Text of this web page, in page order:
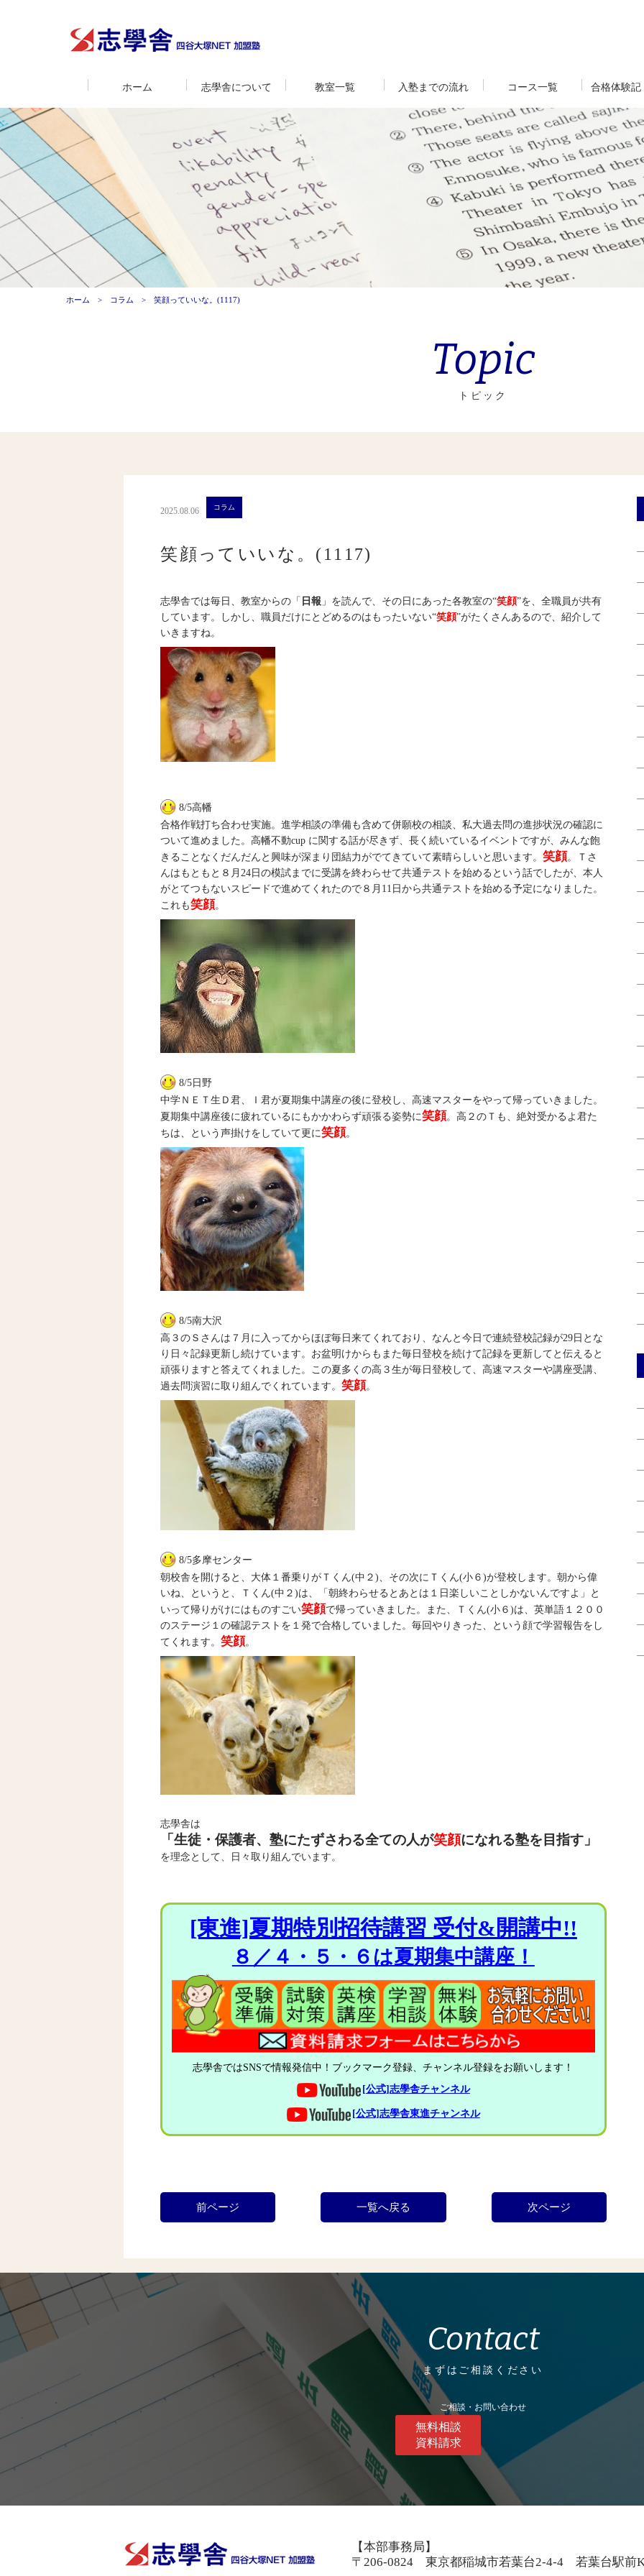
ホーム 志學舎について 教室一覧 入塾までの流れ コース一覧 合格体験記
ホーム コラム 笑顔っていいな。(1117)
Topic
トピック
2025.08.06 コラム
笑顔っていいな。(1117)
志學舎では毎日、教室からの「 日報 」を読んで、その日にあった各教室の“笑顔”を、全職員が共有
しています。しかし、職員だけにとどめるのはもったいない“笑顔”がたくさんあるので、紹介して
いきますね。
8/5高幡
合格作戦打ち合わせ実施。進学相談の準備も含めて併願校の相談、私大過去問の進捗状況の確認に
ついて進めました。高幡不動cup に関する話が尽きず、長く続いているイベントですが、みんな飽
きることなくだんだんと興味が深まり団結力がでてきていて素晴らしいと思います。笑顔。Ｔさ
んはもともと８月24日の模試までに受講を終わらせて共通テストを始めるという話でしたが、本人
がとてつもないスピードで進めてくれたので８月11日から共通テストを始める予定になりました。
これも笑顔。
8/5日野
中学ＮＥＴ生Ｄ君、Ｉ君が夏期集中講座の後に登校し、高速マスターをやって帰っていきました。
夏期集中講座後に疲れているにもかかわらず頑張る姿勢に笑顔。高２のＴも、絶対受かるよ君た
ちは、という声掛けをしていて更に笑顔。
8/5南大沢
高３のＳさんは７月に入ってからほぼ毎日来てくれており、なんと今日で連続登校記録が29日とな
り日々記録更新し続けています。お盆明けからもまた毎日登校を続けて記録を更新してと伝えると
頑張りますと答えてくれました。この夏多くの高３生が毎日登校して、高速マスターや講座受講、
過去問演習に取り組んでくれています。笑顔。
8/5多摩センター
朝校舎を開けると、大体１番乗りがＴくん(中２)、その次にＴくん(小６)が登校します。朝から偉
いね、というと、Ｔくん(中２)は、「朝終わらせるとあとは１日楽しいことしかないんですよ」と
いって帰りがけにはものすごい笑顔で帰っていきました。また、Ｔくん(小６)は、英単語１２００
のステージ１の確認テストを１発で合格していました。毎回やりきった、という顔で学習報告をし
てくれます。笑顔。
志學舎は
「生徒・保護者、塾にたずさわる全ての人が笑顔になれる塾を目指す」
を理念として、日々取り組んでいます。
[東進]夏期特別招待講習 受付&開講中!!
８／４・５・６は夏期集中講座！
志學舎ではSNSで情報発信中！ブックマーク登録、チャンネル登録をお願いします！
[公式]志學舎チャンネル
[公式]志學舎東進チャンネル
前ページ 一覧へ戻る 次ページ
Contact
まずはご相談ください
ご相談・お問い合わせ
無料相談
資料請求
【本部事務局】
〒206-0824 東京都稲城市若葉台2-4-4 若葉台駅前